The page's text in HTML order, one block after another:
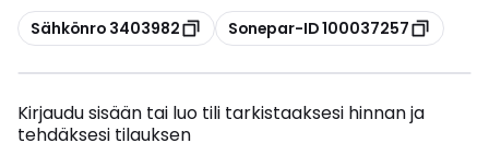
Kopioi
Sähkönro 3403982 Kopioi
Sonepar-ID 100037257
Kirjaudu sisään tai luo tili tarkistaaksesi hinnan ja
tehdäksesi tilauksen